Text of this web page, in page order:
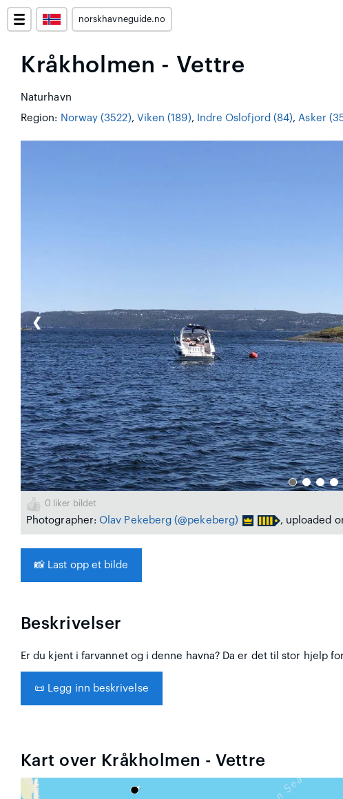
norskhavneguide.no
Kråkholmen - Vettre
Naturhavn
Region: Norway (3522), Viken (189), Indre Oslofjord (84),Asker
❮
0 liker bildet
Photographer:Olav Pekeberg (@pekeberg) , uploaded
📸 Last opp et bilde
Beskrivelser
Er du kjent i farvannet og i denne havna? Da er det til stor hjelp
📜 Legg inn beskrivelse
Kart over Kråkholmen - Vettre